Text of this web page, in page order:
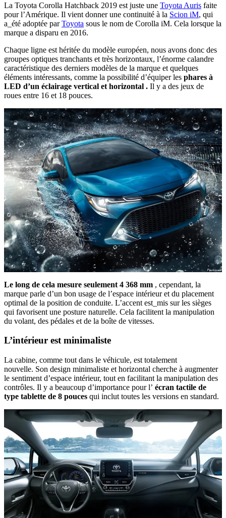
La Toyota Corolla Hatchback 2019 est juste une Toyota Auris faite
pour l’Amérique. Il vient donner une continuité à la Scion iM, qui
a_été adoptée parToyota sous le nom de Corolla iM. Cela lorsque la
marque a disparu en 2016.
Chaque ligne est héritée du modèle européen, nous avons donc des
groupes optiques tranchants et très horizontaux, l’énorme calandre
caractéristique des derniers modèles de la marque et quelques
éléments intéressants, comme la possibilité d’équiper les phares à
LED d’un éclairage vertical et horizontal . Il y a des jeux de
roues entre 16 et 18 pouces.
Le long de cela mesure seulement 4 368 mm , cependant, la
marque parle d’un bon usage de l’espace intérieur et du placement
optimal de la position de conduite. L’accent est_mis sur les sièges
qui favorisent une posture naturelle. Cela facilitent la manipulation
du volant, des pédales et de la boîte de vitesses.
L’intérieur est minimaliste
La cabine, comme tout dans le véhicule, est totalement
nouvelle. Son design minimaliste et horizontal cherche à augmenter
le sentiment d’espace intérieur, tout en facilitant la manipulation des
contrôles. Il y a beaucoup d’importance pour l’ écran tactile de
type tablette de 8 pouces qui inclut toutes les versions en standard.